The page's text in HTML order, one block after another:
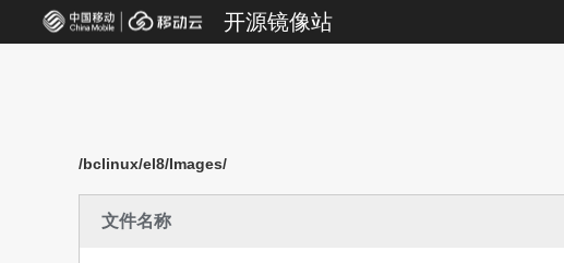
开源镜像站
/bclinux/el8/Images/
文件名称